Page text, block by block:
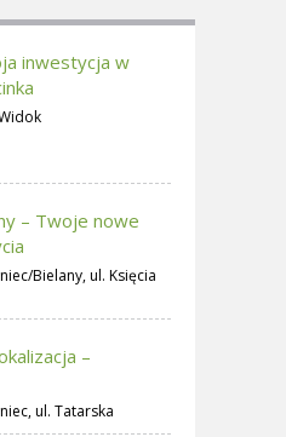
inwestycja w
– Twoje nowe
Bielany, ul. Księcia
–
ul. Tatarska